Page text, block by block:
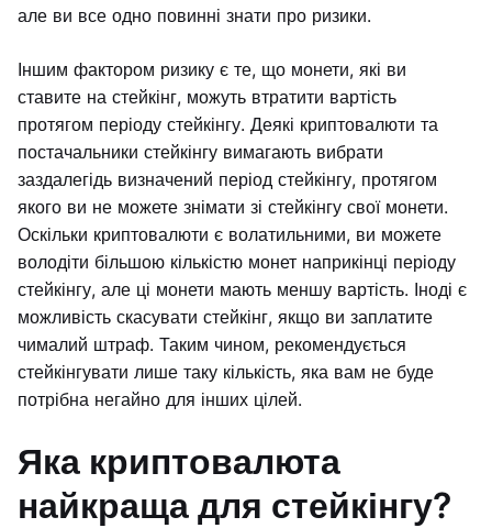
але ви все одно повинні знати про ризики.
Іншим фактором ризику є те, що монети, які ви
ставите на стейкінг, можуть втратити вартість
протягом періоду стейкінгу. Деякі криптовалюти та
постачальники стейкінгу вимагають вибрати
заздалегідь визначений період стейкінгу, протягом
якого ви не можете знімати зі стейкінгу свої монети.
Оскільки криптовалюти є волатильними, ви можете
володіти більшою кількістю монет наприкінці періоду
стейкінгу, але ці монети мають меншу вартість. Іноді є
можливість скасувати стейкінг, якщо ви заплатите
чималий штраф. Таким чином, рекомендується
стейкінгувати лише таку кількість, яка вам не буде
потрібна негайно для інших цілей.
Яка криптовалюта
найкраща для стейкінгу?